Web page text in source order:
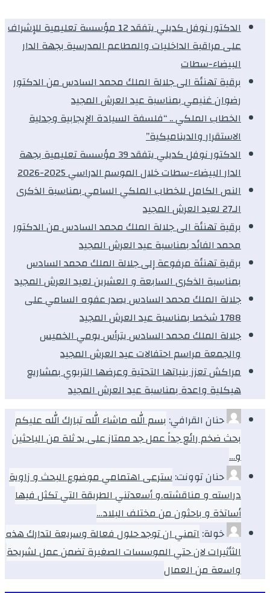
الدكتور نوفل كديلي يتفقد 12 مؤسسة تعليمية للإشراف
على مراقبة الداخليات والمطاعم المدرسية بجهة الدار
البيضاء-سطات
برقية تهنئة الى جلالة الملك محمد السادس من الدكتور
رضوان غنيمي بمناسبة عيد العرش المجيد
الخطاب الملكي .. “فلسفة السيادة الإيجابية وجدلية
الاستقرار والديناميكية”
الدكتور نوفل كديلي يتفقد 39 مؤسسة تعليمية بجهة
الدار البيضاء-سطات خلال الموسم الدراسي 2025-2026
النص الكامل للخطاب الملكي السامي بمناسبة الذكرى
الـ27 لعيد العرش المجيد
برقية تهنئة الى جلالة الملك محمد السادس من الدكتور
محمد الفائد بمناسبة عيد العرش المجيد
برقية تهنئة مرفوعة إلى جلالة الملك محمد السادس
بمناسبة الذكرى السابعة و العشرين لعيد العرش المجيد
جلالة الملك محمد السادس يصدر عفوه السامي على
1788 شخصا بمناسبة عيد العرش المجيد
جلالة الملك محمد السادس يترأس يومي الخميس
والجمعة مراسم احتفالات عيد العرش المجيد
مراكش تعزز بنياتها التحتية وعرضها التربوي بمشاريع
هيكلية واعدة بمناسبة عيد العرش المجيد
حنان القرافي: بسم الله ماشاء الله تبارك الله عليكم
بحث ضخم رائع جداً عمل جد ممتاز على يد ثلة من الباحثين
و…
حنان توونت:سترعى اهتمامي موضوع البحث و زاوية
دراسته و مناقشته.و أسعدتني الطريقة التي تكثل فيها
أساتذة و باحثون من مختلف البلاد…
خولة:اتمني ان توجد حلول فعالة وسريعة لتدارك هذه
الثأثيرات لان حتي الموسسات الصغيرة تضمن عمل لشريحة
واسعة من العمال